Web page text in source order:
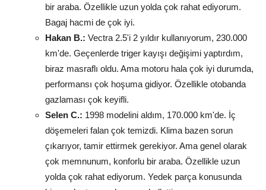
bir araba. Özellikle uzun yolda çok rahat ediyorum.
Bagaj hacmi de çok iyi.
Hakan B.: Vectra 2.5'i 2 yıldır kullanıyorum, 230.000
km'de. Geçenlerde triger kayışı değişimi yaptırdım,
biraz masraflı oldu. Ama motoru hala çok iyi durumda,
performansı çok hoşuma gidiyor. Özellikle otobanda
gazlaması çok keyifli.
Selen C.: 1998 modelini aldım, 170.000 km'de. İç
döşemeleri falan çok temizdi. Klima bazen sorun
çıkarıyor, tamir ettirmek gerekiyor. Ama genel olarak
çok memnunum, konforlu bir araba. Özellikle uzun
yolda çok rahat ediyorum. Yedek parça konusunda